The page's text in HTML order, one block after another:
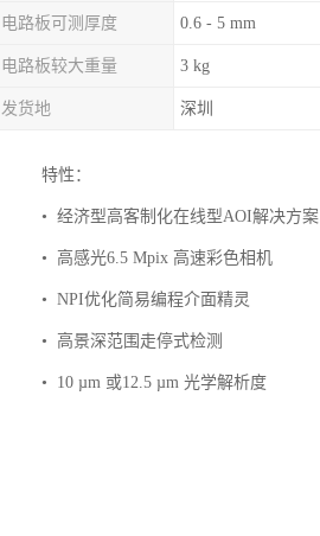
电路板可测厚度 0.6 - 5 mm
电路板较大重量 3 kg
发货地 深圳
特性：
• 经济型高客制化在线型AOI解决方案
• 高感光6.5 Mpix 高速彩色相机
• NPI优化简易编程介面精灵
• 高景深范围走停式检测
• 10 µm 或12.5 µm 光学解析度